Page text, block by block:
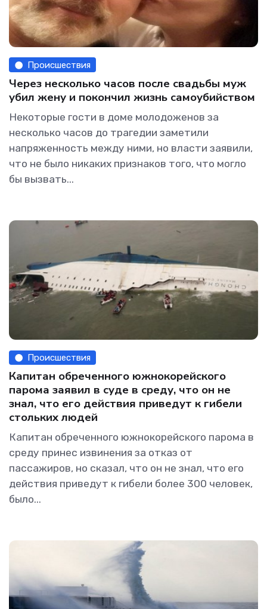
Происшествия
Через несколько часов после свадьбы муж
убил жену и покончил жизнь самоубийством
Некоторые гости в доме молодоженов за
несколько часов до трагедии заметили
напряженность между ними, но власти заявили,
что не было никаких признаков того, что могло
бы вызвать...
Происшествия
Капитан обреченного южнокорейского
парома заявил в суде в среду, что он не
знал, что его действия приведут к гибели
стольких людей
Капитан обреченного южнокорейского парома в
среду принес извинения за отказ от
пассажиров, но сказал, что он не знал, что его
действия приведут к гибели более 300 человек,
было...